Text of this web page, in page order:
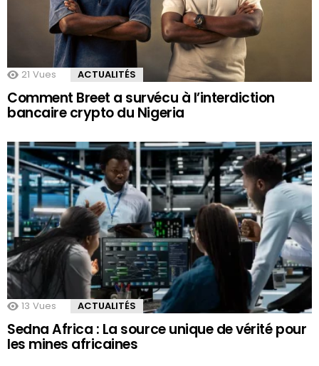
21 Vues ACTUALITÉS
Comment Breet a survécu à l’interdiction
bancaire crypto du Nigeria
13 Vues ACTUALITÉS
Sedna Africa : La source unique de vérité pour
les mines africaines